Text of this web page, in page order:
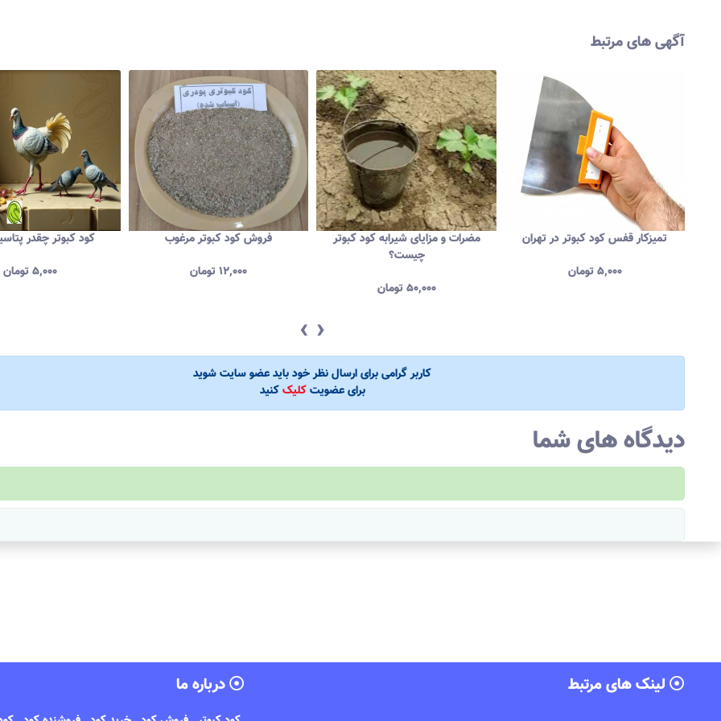
آگهی های مرتبط
کود کبوتر چقدر
۵,۰۰۰تومان
فروش کود کبوتر مرغوب
۱۲,۰۰۰تومان
مضرات و مزایای شیرابه کود کبوتر
چیست؟
۵۰,۰۰۰تومان
تمیزکار قفس کود کبوتر در تهران
۵,۰۰۰تومان
‹ ›
کاربر گرامی برای ارسال نظر خود باید عضو سایت شوید
برای عضویتکلیککنید
دیدگاه های شما
لینک های مرتبط درباره ما